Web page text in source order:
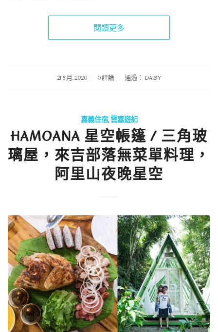
閱讀更多
21 8 月, 2020
/ 0 評論 通過： DAISY
嘉義住宿,雲嘉遊記
HAMOANA 星空帳篷 / 三角玻
璃屋，來吉部落無菜單料理，
阿里山夜晚星空